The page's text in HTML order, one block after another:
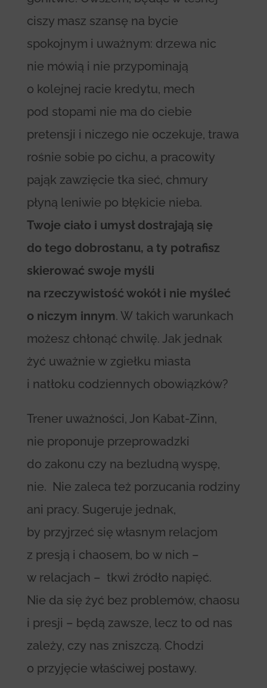
ciszy masz szansę na bycie
spokojnym i uważnym: drzewa nic
nie mówią i nie przypominają
o kolejnej racie kredytu, mech
pod stopami nie ma do ciebie
pretensji i niczego nie oczekuje, trawa
rośnie sobie po cichu, a pracowity
pająk zawzięcie tka sieć, chmury
płyną leniwie po błękicie nieba.
Twoje ciało i umysł dostrajają się
do tego dobrostanu, a ty potrafisz
skierować swoje myśli
na rzeczywistość wokół i nie myśleć
o niczym innym. W takich warunkach
możesz chłonąć chwilę. Jak jednak
żyć uważnie w zgiełku miasta
i natłoku codziennych obowiązków?
Trener uważności, Jon Kabat-Zinn,
nie proponuje przeprowadzki
do zakonu czy na bezludną wyspę,
nie. Nie zaleca też porzucania rodziny
ani pracy. Sugeruje jednak,
by przyjrzeć się własnym relacjom
z presją i chaosem, bo w nich –
w relacjach – tkwi źródło napięć.
Nie da się żyć bez problemów, chaosu
i presji – będą zawsze, lecz to od nas
zależy, czy nas zniszczą. Chodzi
o przyjęcie właściwej postawy.